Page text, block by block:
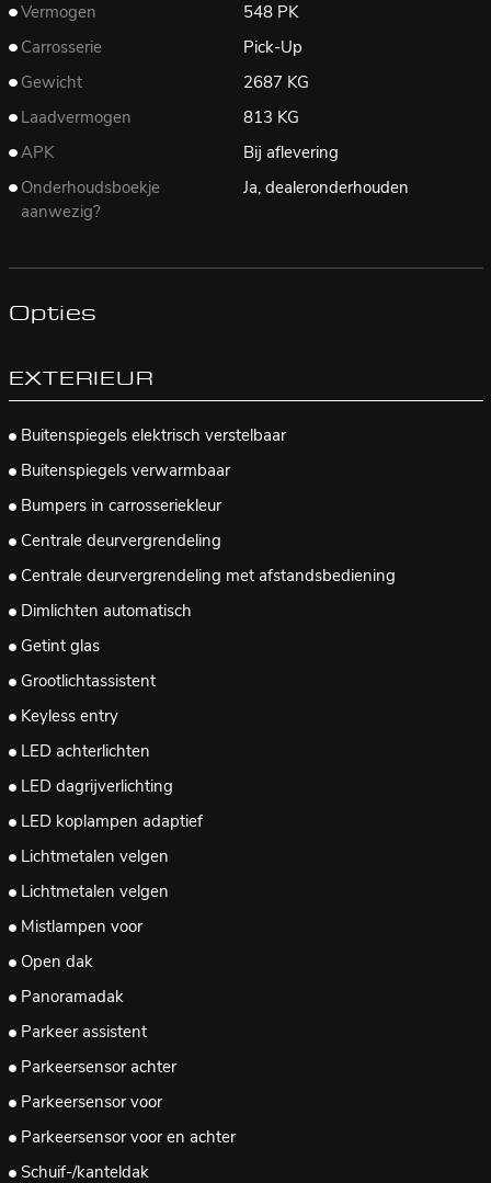
Vermogen
548 PK
Carrosserie
Pick-Up
Gewicht
2687 KG
Laadvermogen
813 KG
APK
Bij aflevering
Onderhoudsboekje
aanwezig?
Ja, dealeronderhouden
Opties
EXTERIEUR
Buitenspiegels elektrisch verstelbaar
Buitenspiegels verwarmbaar
Bumpers in carrosseriekleur
Centrale deurvergrendeling
Centrale deurvergrendeling met afstandsbediening
Dimlichten automatisch
Getint glas
Grootlichtassistent
Keyless entry
LED achterlichten
LED dagrijverlichting
LED koplampen adaptief
Lichtmetalen velgen
Lichtmetalen velgen
Mistlampen voor
Open dak
Panoramadak
Parkeer assistent
Parkeersensor achter
Parkeersensor voor
Parkeersensor voor en achter
Schuif-/kanteldak